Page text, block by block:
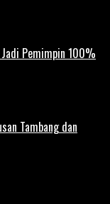
Pemimpin 100%
Tambang dan